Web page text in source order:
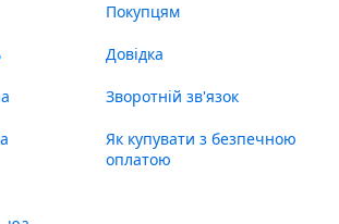
Покупцям
Довідка
Зворотній зв'язок
Як купувати з безпечною
оплатою